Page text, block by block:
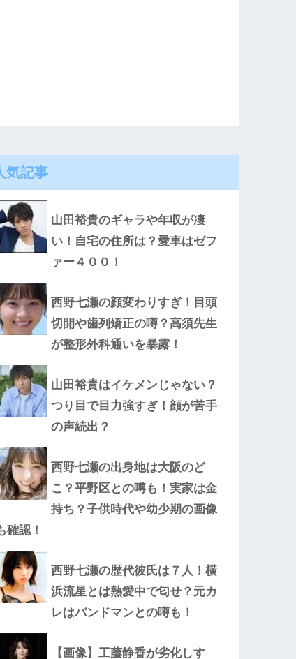
気記事
山田裕貴のギャラや年収が凄
い！自宅の住所は？愛車はゼフ
ァー４００！
西野七瀬の顔変わりすぎ！目頭
切開や歯列矯正の噂？高須先生
が整形外科通いを暴露！
山田裕貴はイケメンじゃない？
つり目で目力強すぎ！顔が苦手
の声続出？
西野七瀬の出身地は大阪のど
こ？平野区との噂も！実家は金
持ち？子供時代や幼少期の画像
確認！
西野七瀬の歴代彼氏は７人！横
浜流星とは熱愛中で匂せ？元カ
レはバンドマンとの噂も！
【画像】工藤静香が劣化しす